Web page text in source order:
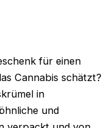
für einen
Cannabis schätzt?
in
und